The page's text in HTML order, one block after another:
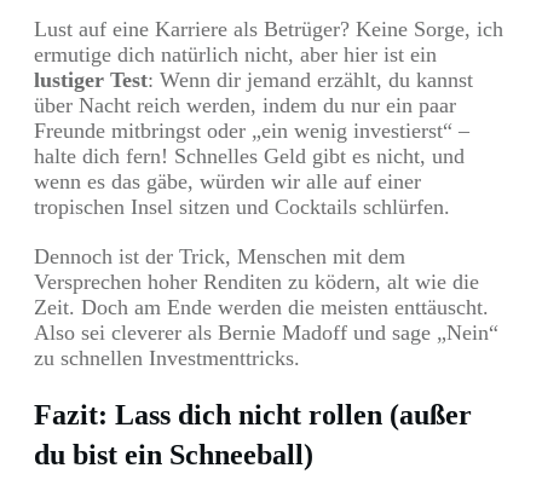
Lust auf eine Karriere als Betrüger? Keine Sorge, ich
ermutige dich natürlich nicht, aber hier ist ein
lustiger Test: Wenn dir jemand erzählt, du kannst
über Nacht reich werden, indem du nur ein paar
Freunde mitbringst oder „ein wenig investierst“ –
halte dich fern! Schnelles Geld gibt es nicht, und
wenn es das gäbe, würden wir alle auf einer
tropischen Insel sitzen und Cocktails schlürfen.
Dennoch ist der Trick, Menschen mit dem
Versprechen hoher Renditen zu ködern, alt wie die
Zeit. Doch am Ende werden die meisten enttäuscht.
Also sei cleverer als Bernie Madoff und sage „Nein“
zu schnellen Investmenttricks.
Fazit: Lass dich nicht rollen (außer
du bist ein Schneeball)